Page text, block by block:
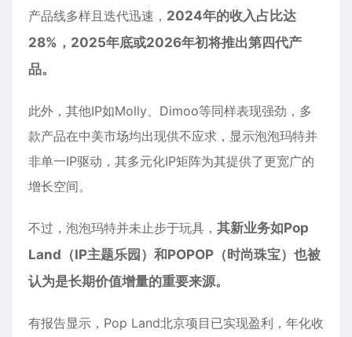
产品线多样且迭代迅速， 2024年的收入占比达
28%，2025年底或2026年初将推出第四代产
品。
此外，其他IP如Molly、Dimoo等同样表现强劲，多
款产品在中美市场均出现供不应求，显示泡泡玛特并
非单一IP驱动，其多元化IP矩阵为其提供了更宽广的
增长空间。
不过，泡泡玛特并未止步于玩具， 其新业务如Pop
Land（IP主题乐园）和POPOP（时尚珠宝）也被
认为是长期价值增量的重要来源。
有报告显示，Pop Land北京项目已实现盈利，年化收